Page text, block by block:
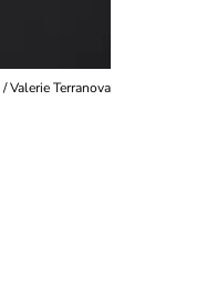
/Valerie Terranova